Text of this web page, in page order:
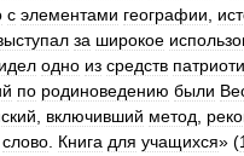
с элементами географии
за широкое
одно из средств
по родиноведению были
включивший метод
слово Книга для учащихся» (